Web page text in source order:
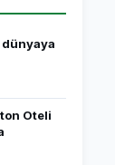
dünyaya
Oteli